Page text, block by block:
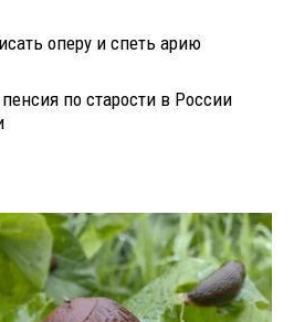
оперу и спеть арию
по старости в России